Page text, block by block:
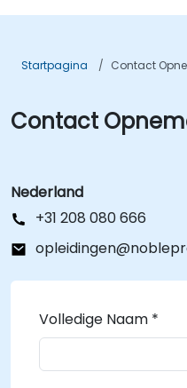
Startpagina Contact
Contact
Nederland
+31 208 080 666
Volledige Naam *